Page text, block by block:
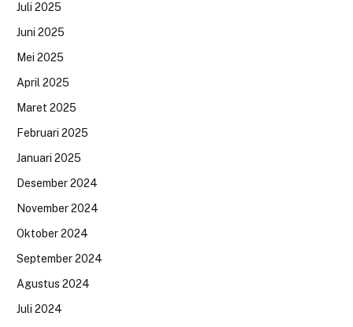
Juli 2025
Juni 2025
Mei 2025
April 2025
Maret 2025
Februari 2025
Januari 2025
Desember 2024
November 2024
Oktober 2024
September 2024
Agustus 2024
Juli 2024